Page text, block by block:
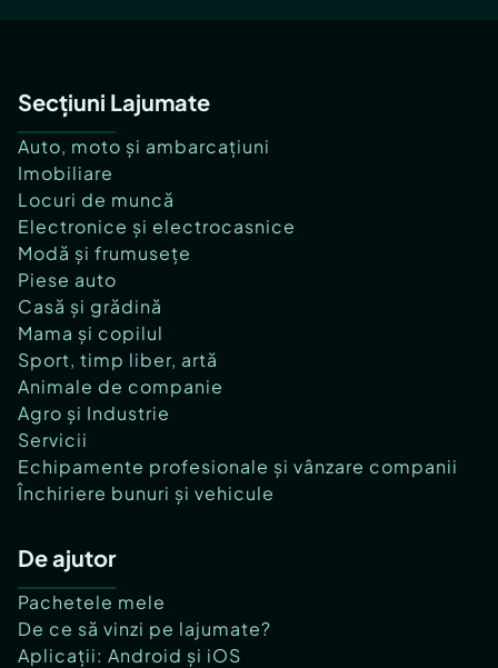
Secțiuni Lajumate
Auto, moto și ambarcațiuni
Imobiliare
Locuri de muncă
Electronice și electrocasnice
Modă și frumusețe
Piese auto
Casă și grădină
Mama și copilul
Sport, timp liber, artă
Animale de companie
Agro și Industrie
Servicii
Echipamente profesionale și vânzare companii
Închiriere bunuri și vehicule
De ajutor
Pachetele mele
De ce să vinzi pe lajumate?
Aplicații: Android și iOS